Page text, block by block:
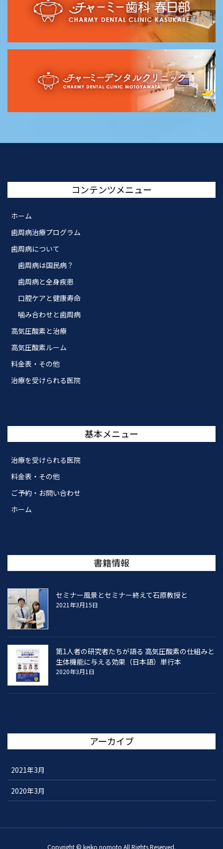
コンテンツメニュー
ホーム
歯周病治療プログラム
歯周病について
歯周病は国民病？
歯周病と全身疾患
口腔ケアと健康寿命
噛み合わせと歯周病
高気圧酸素と治療
高気圧酸素ルーム
料金表・その他
治療を受けられる医院
基本メニュー
治療を受けられる医院
料金表・その他
ご予約・お問い合わせ
ホーム
書籍情報
セミナー風景とセミナー終えて石原教授と
2021年3月15日
第1人者の研究者たちが語る 高気圧酸素の仕組みと
生体機能に与える効果（日本語）単行本
2020年3月1日
アーカイブ
2021年3月
2020年3月
Copyright © keiko nomoto All Rights Reserved.